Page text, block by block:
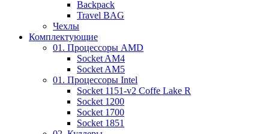
Backpack
Travel BAG
Чехлы
Комплектующие
01. Процессоры AMD
Socket AM4
Socket AM5
01. Процессоры Intel
Socket 1151-v2 Coffe Lake R
Socket 1200
Socket 1700
Socket 1851